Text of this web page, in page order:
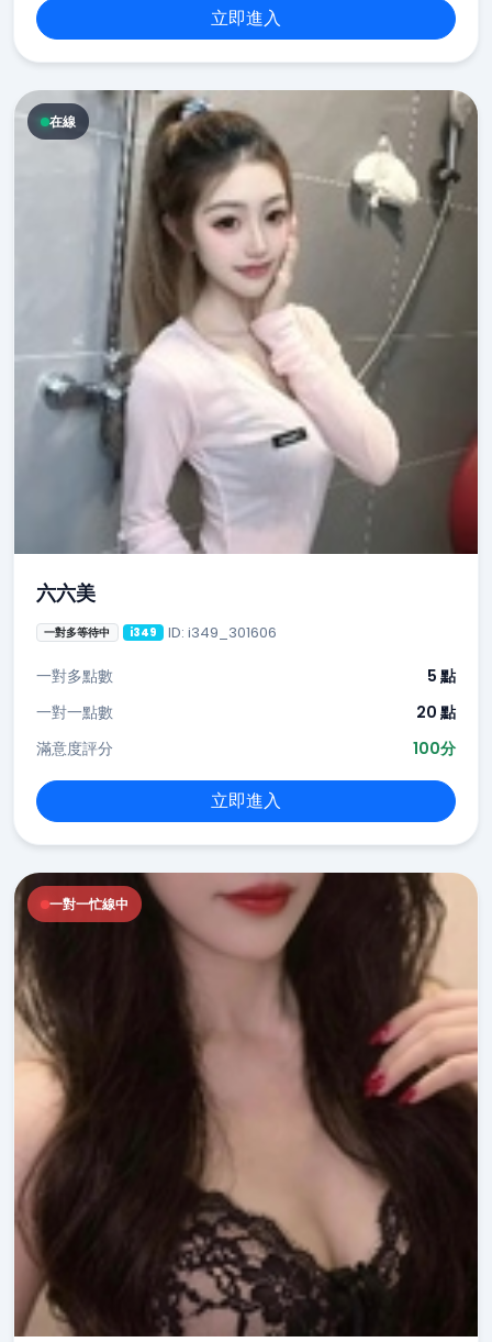
立即進入
在線
六六美
一對多等待中 i349 ID: i349_301606
一對多點數
5 點
一對一點數
20 點
滿意度評分
100分
立即進入
一對一忙線中